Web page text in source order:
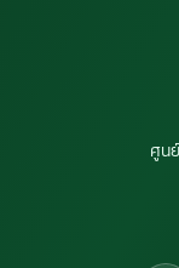
ศูน